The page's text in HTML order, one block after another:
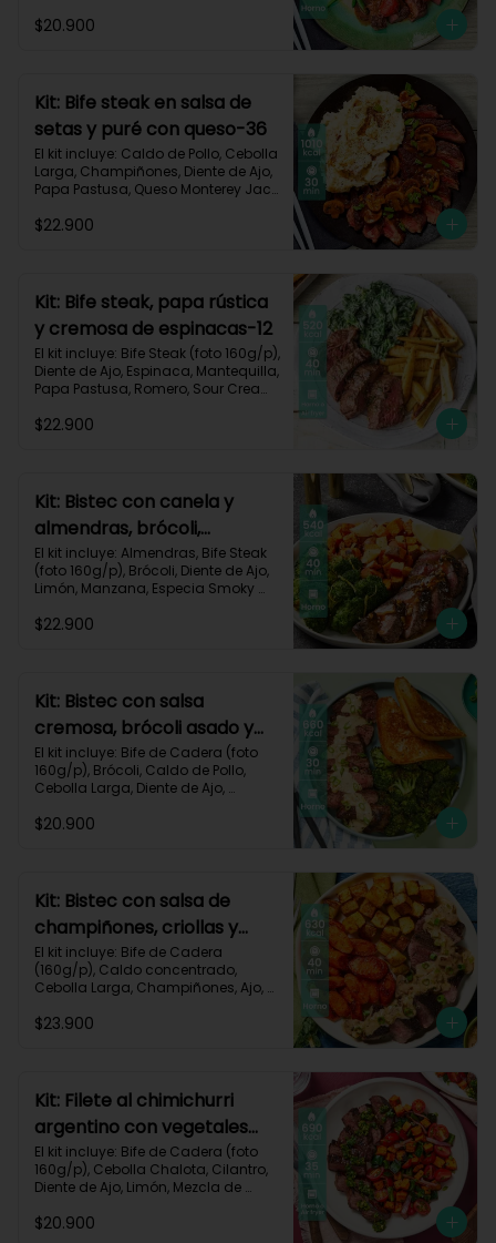
Cherry, Vinagre Balsámico, Receta
Grasas 40g
$20.900
Kit: Bife steak en salsa de
setas y puré con queso-36
El kit incluye: Caldo de Pollo, Cebolla
Larga, Champiñones, Diente de Ajo,
Papa Pastusa, Queso Monterey Jack,
Cream y Receta impresa.
$22.900
Kit: Bife steak, papa rústica
y cremosa de espinacas-12
El kit incluye: Bife Steak (foto 160g/p),
Diente de Ajo, Espinaca, Mantequilla,
Papa Pastusa, Romero, Sour Cream
$22.900
Kit: Bistec con canela y
almendras, brócoli,
zanahorias asadas y
manzana-60
El kit incluye: Almendras, Bife Steak
(foto 160g/p), Brócoli, Diente de Ajo,
Limón, Manzana, Especia Smoky
Receta Impresa.
$22.900
Kit: Bistec con salsa
cremosa, brócoli asado y
pan de ajo-67
El kit incluye: Bife de Cadera (foto
160g/p), Brócoli, Caldo de Pollo,
Cebolla Larga, Diente de Ajo,
Hamburguesa, Sour Cream, Receta
Proteínas 36g
$20.900
Kit: Bistec con salsa de
champiñones, criollas y
zanahorias asadas-87
El kit incluye: Bife de Cadera
(160g/p), Caldo concentrado,
Cebolla Larga, Champiñones, Ajo,
Cream, Zanahoria, Receta Impresa.
$23.900
Kit: Filete al chimichurri
argentino con vegetales
horneados-110
El kit incluye: Bife de Cadera (foto
160g/p), Cebolla Chalota, Cilantro,
Diente de Ajo, Limón, Mezcla de
Verde, Tomate Tipo Cherry,
$20.900